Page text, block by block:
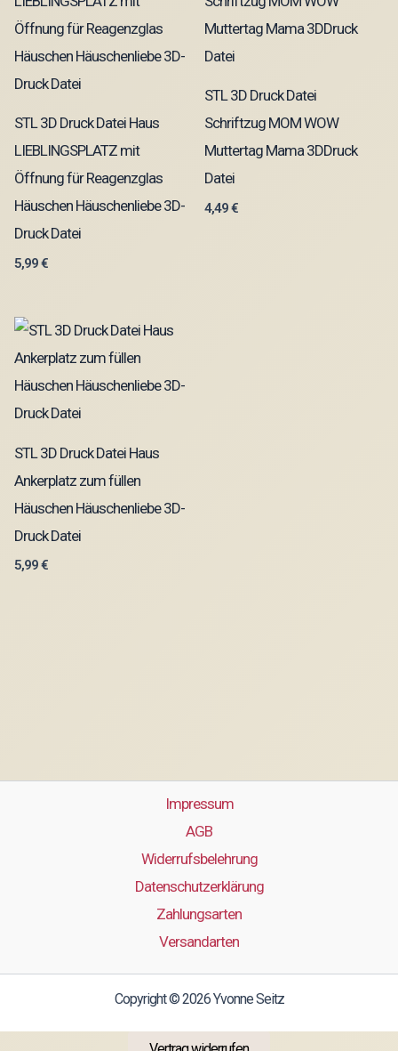
STL 3D Druck Datei Haus
LIEBLINGSPLATZ mit
Öffnung für Reagenzglas
Häuschen Häuschenliebe 3D-
Druck Datei
5,99€
STL 3D Druck Datei
Schriftzug MOM WOW
Muttertag Mama 3DDruck
Datei
4,49€
STL 3D Druck Datei Haus
Ankerplatz zum füllen
Häuschen Häuschenliebe 3D-
Druck Datei
5,99€
Impressum
AGB
Widerrufsbelehrung
Datenschutzerklärung
Zahlungsarten
Versandarten
Copyright © 2026 Yvonne Seitz